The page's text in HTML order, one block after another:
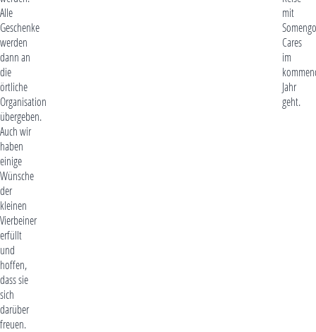
Alle
Geschenke
werden
dann an
die
örtliche
Organisation
übergeben.
Auch wir
haben
einige
Wünsche
der
kleinen
Vierbeiner
erfüllt
und
hoffen,
dass sie
sich
darüber
freuen.
mit
Somengo
Cares
im
Jahr
geht.